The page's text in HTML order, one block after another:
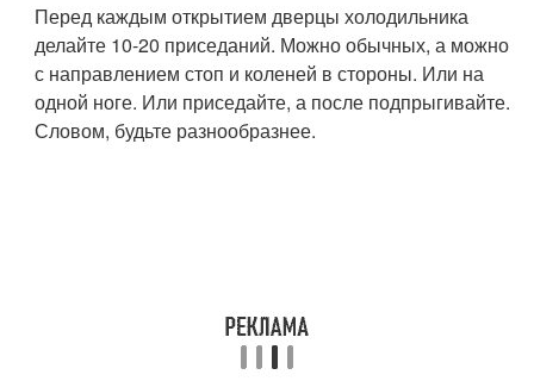
Перед каждым открытием дверцы холодильника
делайте 10-20 приседаний. Можно обычных, а можно
с направлением стоп и коленей в стороны. Или на
одной ноге. Или приседайте, а после подпрыгивайте.
Словом, будьте разнообразнее.